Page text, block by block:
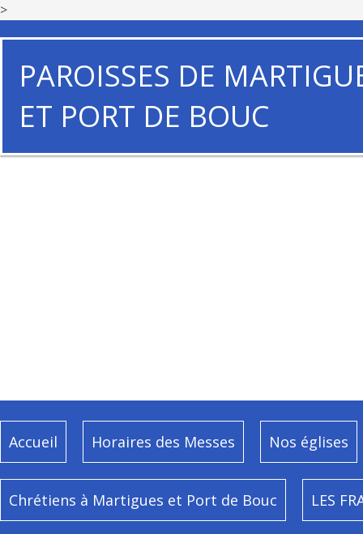
>
PAROISSES DE
ET PORT DE BOUC
Accueil Horaires des Messes Nos églises
Chrétiens à Martigues et Port de Bouc LES